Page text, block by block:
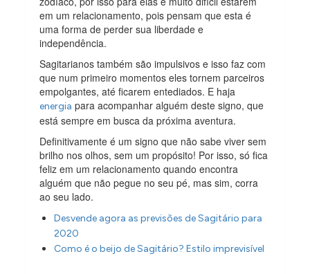
em um relacionamento, pois pensam que esta é
uma forma de perder sua liberdade e
independência.
Sagitarianos também são impulsivos e isso faz com
que num primeiro momentos eles tornem parceiros
empolgantes, até ficarem entediados. E haja
energia para acompanhar alguém deste signo, que
está sempre em busca da próxima aventura.
Definitivamente é um signo que não sabe viver sem
brilho nos olhos, sem um propósito! Por isso, só fica
feliz em um relacionamento quando encontra
alguém que não pegue no seu pé, mas sim, corra
ao seu lado.
Desvende agora as previsões de Sagitário para
2020
Como é o beijo de Sagitário? Estilo imprevisível